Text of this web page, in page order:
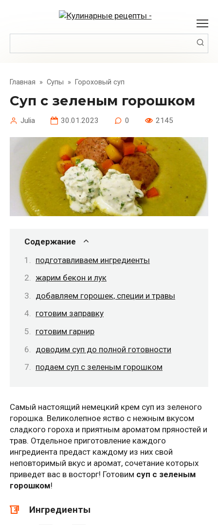
Главная » Супы » Гороховый суп
Суп с зеленым горошком
Julia 30.01.2023 0 2145
Содержание
подготавливаем ингредиенты
жарим бекон и лук
добавляем горошек, специи и травы
готовим заправку
готовим гарнир
доводим суп до полной готовности
подаем суп с зеленым горошком
Самый настоящий немецкий крем суп из зеленого
горошка. Великолепное яство с нежным вкусом
сладкого гороха и приятным ароматом пряностей и
трав. Отдельное приготовление каждого
ингредиента предаст каждому из них свой
неповторимый вкус и аромат, сочетание которых
приведет вас в восторг! Готовим суп с зеленым
горошком!
Ингредиенты